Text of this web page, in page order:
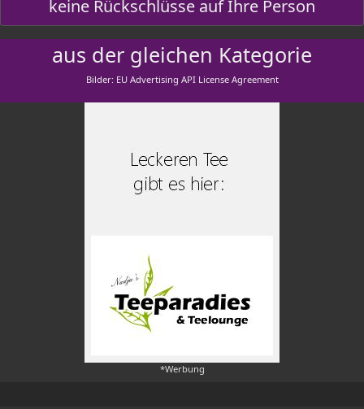
keine Rückschlüsse auf Ihre Person
aus der gleichen Kategorie
Bilder: EU Advertising API License Agreement
*Werbung